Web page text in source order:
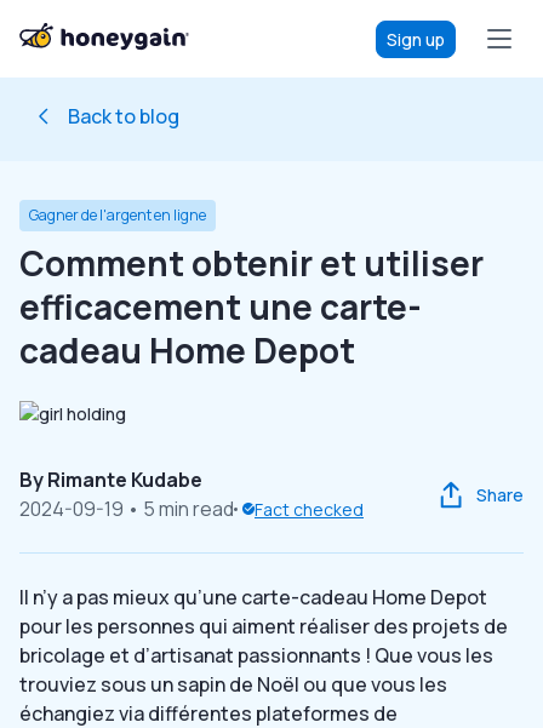
Sign up
Back to blog
Gagner de l'argent en ligne
Comment obtenir et utiliser
efficacement une carte-
cadeau Home Depot
ByRimante Kudabe
2024-09-19 • 5 min read Fact checked
Share
Il n’y a pas mieux qu’une carte-cadeau Home Depot
pour les personnes qui aiment réaliser des projets de
bricolage et d’artisanat passionnants ! Que vous les
trouviez sous un sapin de Noël ou que vous les
échangiez via différentes plateformes de